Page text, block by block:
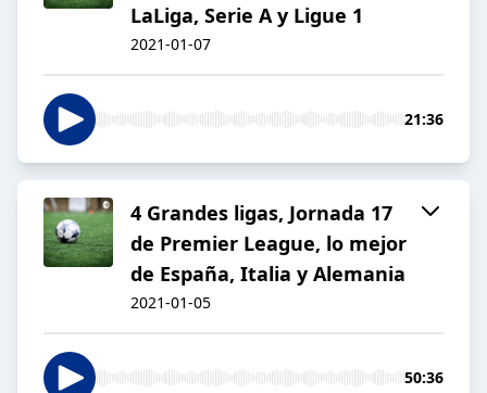
LaLiga, Serie A y Ligue 1
2021-01-07
21:36
4 Grandes ligas, Jornada 17
de Premier League, lo mejor
de España, Italia y Alemania
2021-01-05
50:36